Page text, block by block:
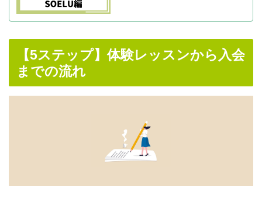
【5ステップ】体験レッスンから入会
までの流れ